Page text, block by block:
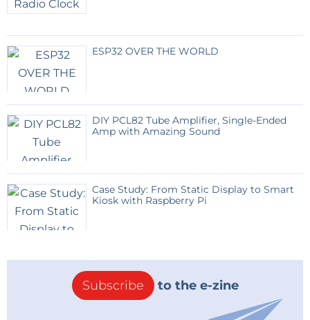
ESP32 OVER THE WORLD
DIY PCL82 Tube Amplifier, Single-Ended
Amp with Amazing Sound
Case Study: From Static Display to Smart
Kiosk with Raspberry Pi
Subscribe to the e-zine